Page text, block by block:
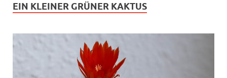
EIN KLEINER GRÜNER KAKTUS